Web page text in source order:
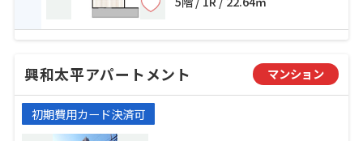
興和太平アパートメント マンション
初期費用カード決済可